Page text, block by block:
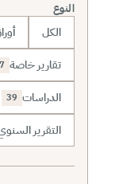
النوع
الكل
تقارير خاصة
الدراسات 39
التقرير